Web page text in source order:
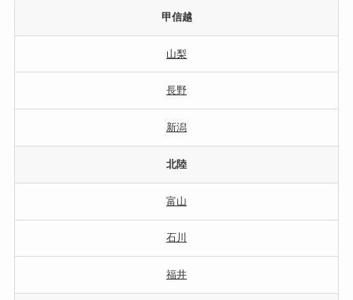
甲信越
山梨
長野
新潟
北陸
富山
石川
福井